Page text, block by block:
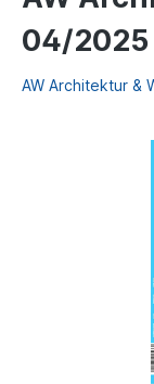
04/2025
AW Architektur &